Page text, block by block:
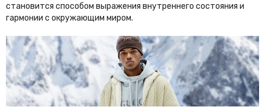
становится способом выражения внутреннего состояния и
гармонии с окружающим миром.